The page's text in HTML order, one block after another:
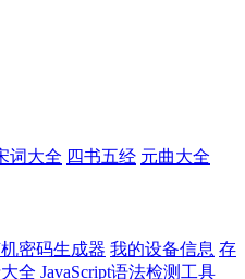
词大全 四书五经 元曲大全
密码生成器 我的设备信息 存
全 JavaScript语法检测工具